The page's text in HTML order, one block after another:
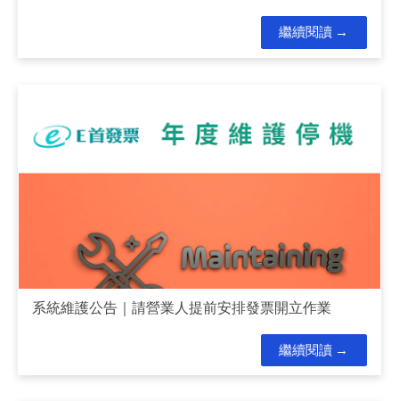
繼續閱讀
系統維護公告｜請營業人提前安排發票開立作業
繼續閱讀